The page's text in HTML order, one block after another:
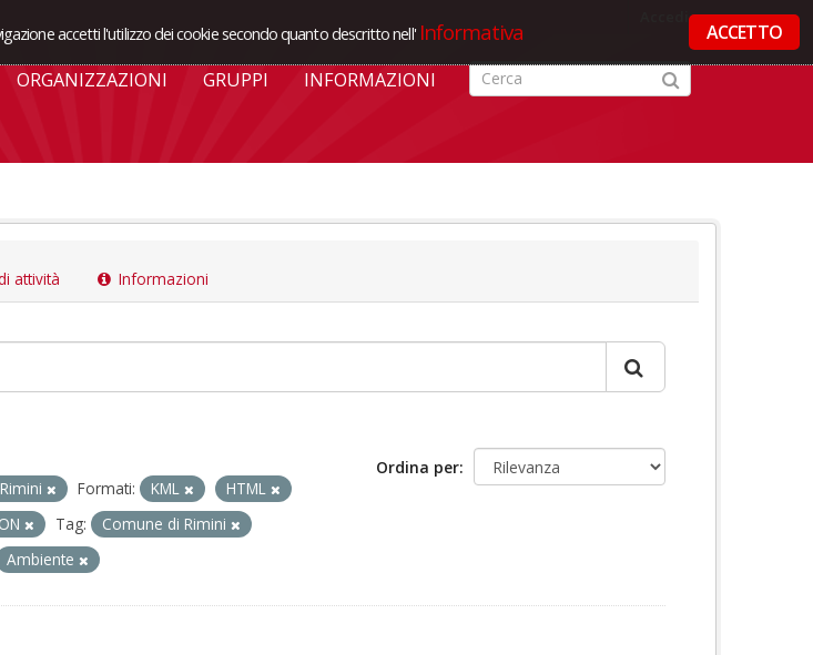
accetti l'utilizzo dei cookie secondo quanto descritto nell' Informativa ACCETTO
ORGANIZZAZIONI GRUPPI INFORMAZIONI
attività Informazioni
Ordina per
Formati: KML
HTML
Tag:
Comune di Rimini
Ambiente